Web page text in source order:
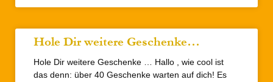
Hole Dir weitere Geschenke…
Hole Dir weitere Geschenke … Hallo , wie cool ist
das denn: über 40 Geschenke warten auf dich! Es